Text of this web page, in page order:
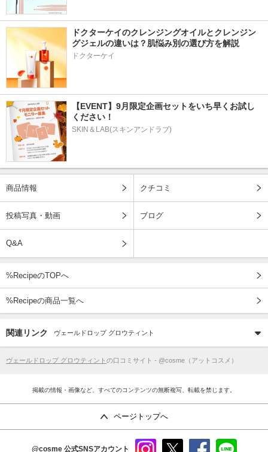
ドクターケイのクレンジングオイルとクレンジン
グジェルの違いは？肌悩み別の選び方を解説
ドクターケイ
【EVENT】9月限定企画セットをいち早くお試し
ください！
SKIN＆LAB(スキンアンドラブ)
商品情報 クチコミ
投稿写真・動画 ブログ
Q&A
%RecipeのTOPへ
%Recipeの商品一覧へ
関連リンク ヴェールドロップ グロウティント
ヴェールドロップ グロウティント の口コミサイト - @cosme（アットコスメ）
掲載の情報・画像など、すべてのコンテンツの無断複写、転載を禁じます。
ページトップへ
@cosme 公式SNSアカウント